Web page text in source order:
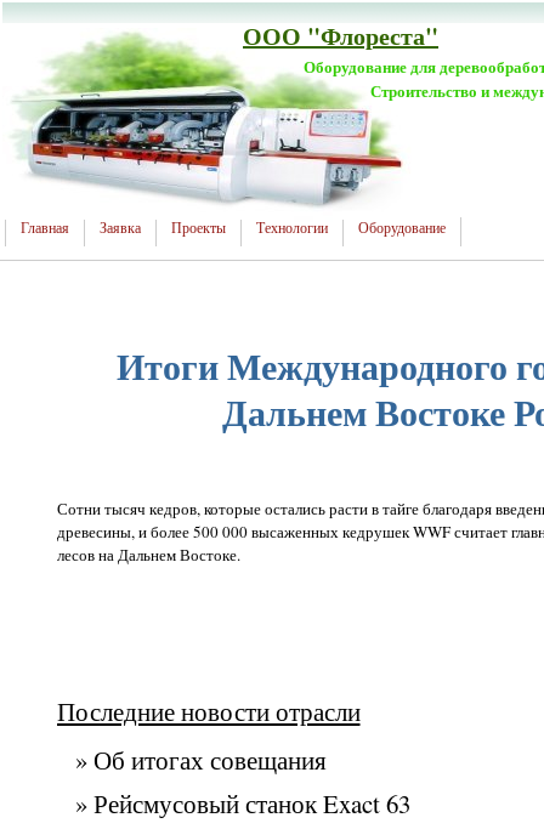
ООО "Флореста"
Оборудование для
Строительство и
Главная Заявка Проекты Технологии Оборудование
Итоги Международного
Дальнем Востоке
Сотни тысяч кедров, которые остались расти в тайге благодаря
древесины, и более 500 000 высаженных кедрушек WWF считает
лесов на Дальнем Востоке.
Последние новости отрасли
» Об итогах совещания
» Рейсмусовый станок Exact 63